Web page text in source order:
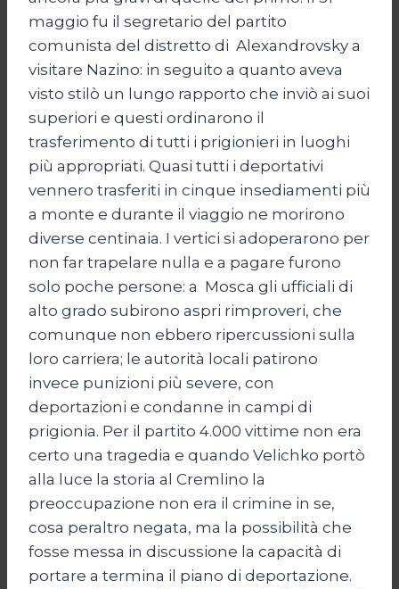
maggio fu il segretario del partito
comunista del distretto di Alexandrovsky a
visitare Nazino: in seguito a quanto aveva
visto stilò un lungo rapporto che inviò ai suoi
superiori e questi ordinarono il
trasferimento di tutti i prigionieri in luoghi
più appropriati. Quasi tutti i deportativi
vennero trasferiti in cinque insediamenti più
a monte e durante il viaggio ne morirono
diverse centinaia. I vertici si adoperarono per
non far trapelare nulla e a pagare furono
solo poche persone: a Mosca gli ufficiali di
alto grado subirono aspri rimproveri, che
comunque non ebbero ripercussioni sulla
loro carriera; le autorità locali patirono
invece punizioni più severe, con
deportazioni e condanne in campi di
prigionia. Per il partito 4.000 vittime non era
certo una tragedia e quando Velichko portò
alla luce la storia al Cremlino la
preoccupazione non era il crimine in se,
cosa peraltro negata, ma la possibilità che
fosse messa in discussione la capacità di
portare a termina il piano di deportazione.